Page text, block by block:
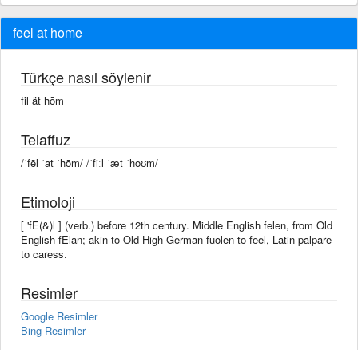
feel at home
Türkçe nasıl söylenir
fil ät hōm
Telaffuz
/ˈfēl ˈat ˈhōm/ /ˈfiːl ˈæt ˈhoʊm/
Etimoloji
[ 'fE(&)l ] (verb.) before 12th century. Middle English felen, from Old
English fElan; akin to Old High German fuolen to feel, Latin palpare
to caress.
Resimler
Google Resimler
Bing Resimler